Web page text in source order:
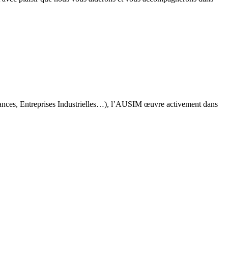
Entreprises Industrielles…), l’AUSIM œuvre activement dans